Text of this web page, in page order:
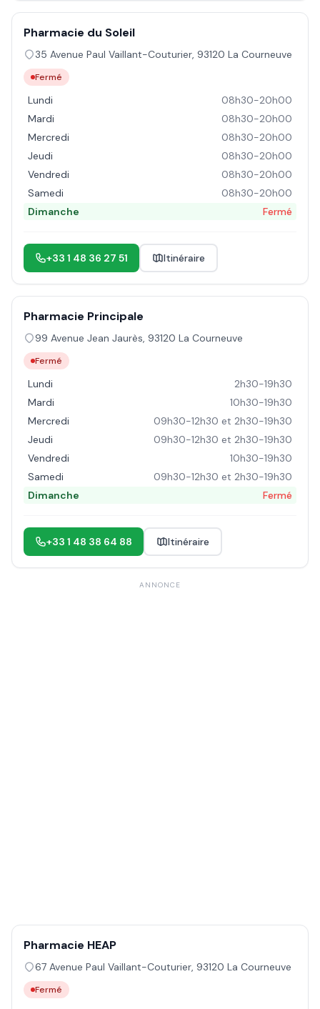
Pharmacie du Soleil
35 Avenue Paul Vaillant-Couturier, 93120 La Courneuve
Fermé
Lundi
08h30-20h00
Mardi
08h30-20h00
Mercredi
08h30-20h00
Jeudi
08h30-20h00
Vendredi
08h30-20h00
Samedi
08h30-20h00
Dimanche
Fermé
+33 1 48 36 27 51 Itinéraire
Pharmacie Principale
99 Avenue Jean Jaurès, 93120 La Courneuve
Fermé
Lundi
2h30-19h30
Mardi
10h30-19h30
Mercredi
09h30-12h30 et 2h30-19h30
Jeudi
09h30-12h30 et 2h30-19h30
Vendredi
10h30-19h30
Samedi
09h30-12h30 et 2h30-19h30
Dimanche
Fermé
+33 1 48 38 64 88 Itinéraire
ANNONCE
Pharmacie HEAP
67 Avenue Paul Vaillant-Couturier, 93120 La Courneuve
Fermé